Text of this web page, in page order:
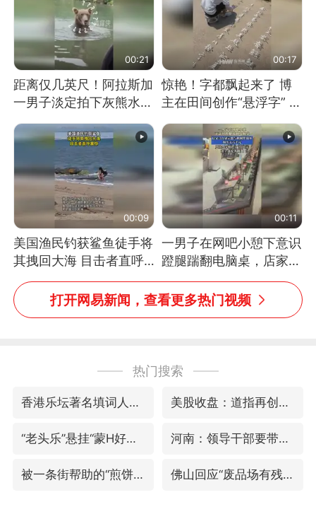
00:21
距离仅几英尺！阿拉斯加
一男子淡定拍下灰熊水中
捕食鲑鱼全程
00:17
惊艳！字都飘起来了 博
主在田间创作“悬浮字” 网
友：真·裸眼3D！
00:09
美国渔民钓获鲨鱼徒手将
其拽回大海 目击者直呼
震惊 （视频来源：参考
消息）
00:11
一男子在网吧小憩下意识
蹬腿踹翻电脑桌，店家3
台显示器与机械臂损坏
打开网易新闻，查看更多热门视频
热门搜索
香港乐坛著名填词人黎彼得去世 美股收盘：道指再创历史新高
“老头乐”悬挂“蒙H好几个8”上路 河南：领导干部要带头休假
被一条街帮助的“煎饼叔叔”去世 佛山回应“废品场有残障务工人员”